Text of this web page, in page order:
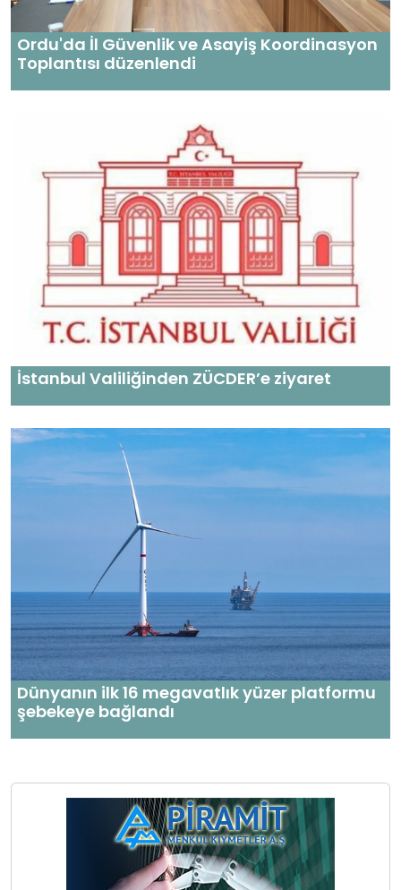
Ordu'da İl Güvenlik ve Asayiş Koordinasyon
Toplantısı düzenlendi
İstanbul Valiliğinden ZÜCDER’e ziyaret
Dünyanın ilk 16 megavatlık yüzer platformu
şebekeye bağlandı